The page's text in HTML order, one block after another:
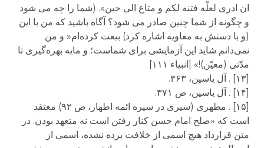
ان ادری لعلّه فتنه لکم و متاع الی حین». (شما را چه می شود
و چگونه از شما چنین صادر می شود؟ آگاه باشید که من با این
(و با دستش به معاویه اشاره کرد) بیعت کرده‌ام« و من
نمی‌دانم شاید این آزمایشی برای شماست؛ و مایه بهره‌گیری تا
مدّتی (معیّن)!» [انبیاء ۱۱۱]
[۱۳] . آل یاسین، ۳۶۳.
[۱۴] . آل یاسین، ص ۳۷۱.
[۱۵] . مطهری (سیری در سیره ائمه اطهار، ص ۹۲) معتقد
است که «صلح امام حسن کنار رفتن است نه متعهد بودن. در
متن قرارداد هیچ اسمی از خلافت برده نشده، اسمی از